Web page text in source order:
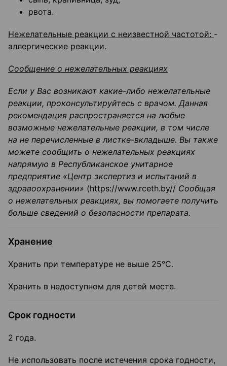
рвота.
Нежелательные реакции с неизвестной частотой: -
аллергические реакции.
Сообщение о нежелательных реакциях
Если у Вас возникают какие-либо нежелательные
реакции, проконсультируйтесь с врачом. Данная
рекомендация распространяется на любые
возможные нежелательные реакции, в том числе
на не перечисленные в листке-вкладыше. Вы также
можете сообщить о нежелательных реакциях
напрямую в Республиканское унитарное
предприятие «Центр экспертиз и испытаний в
здравоохранении» (https://www.rceth.by// Сообщая
о нежелательных реакциях, вы помогаете получить
больше сведений о безопасности препарата.
Хранение
Хранить при температуре не выше 25°С.
Хранить в недоступном для детей месте.
Срок годности
2 года.
Не использовать после истечения срока годности,